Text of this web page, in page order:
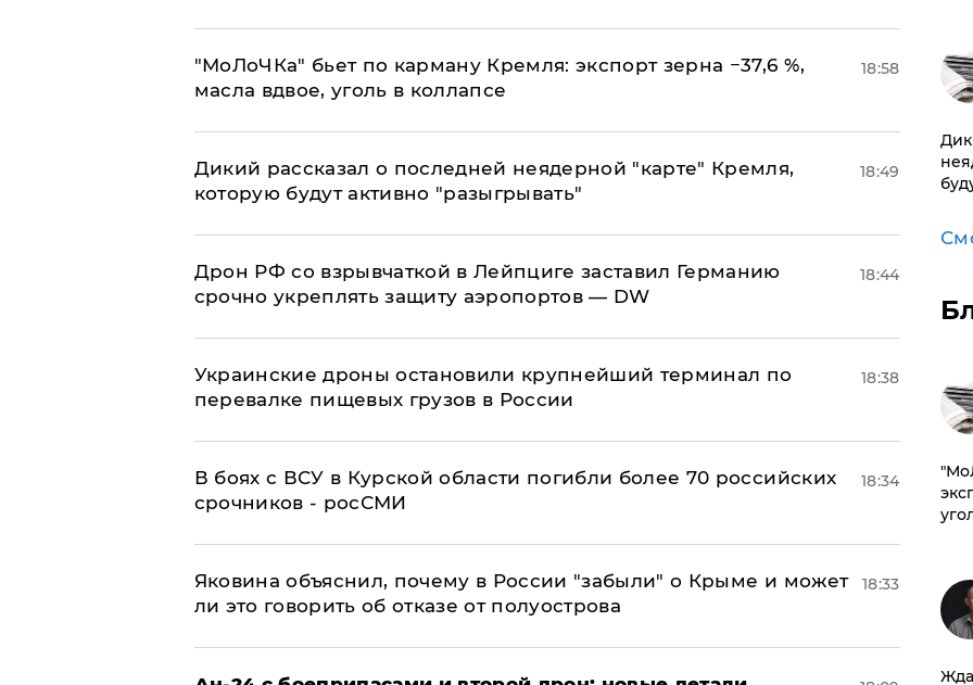
​"МоЛоЧКа" бьет по карману Кремля: экспорт зерна −37,6 %,
масла вдвое, уголь в коллапсе
18:58
Дикий рассказал о последней неядерной "карте" Кремля,
которую будут активно "разыгрывать"
18:49
​Дрон РФ со взрывчаткой в Лейпциге заставил Германию
срочно укреплять защиту аэропортов — DW
18:44
Украинские дроны остановили крупнейший терминал по
перевалке пищевых грузов в России
18:38
В боях с ВСУ в Курской области погибли более 70 российских
срочников - росСМИ
18:34
Яковина объяснил, почему в России "забыли" о Крыме и может
ли это говорить об отказе от полуострова
18:33